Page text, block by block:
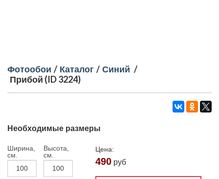
Фотообои / Каталог / Синий /
Прибой (ID 3224)
Необходимые размеры
Ширина,
см.
Высота,
см.
Цена:
490 руб